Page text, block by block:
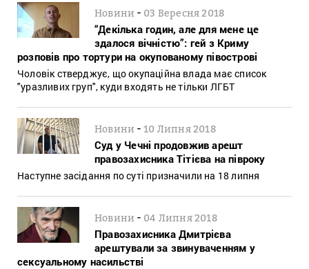
Новини - 03 Вересня 2018
“Декілька годин, але для мене це
здалося вічністю”: гей з Криму
розповів про тортури на окупованому півострові
Чоловік стверджує, що окупаційна влада має список
"уразливих груп", куди входять не тільки ЛГБТ
Новини -10 Липня 2018
Суд у Чечні продовжив арешт
правозахисника Тітієва на півроку
Наступне засідання по суті призначили на 18 липня
Новини - 04 Липня 2018
Правозахисника Дмитрієва
арештували за звинуваченням у
сексуальному насильстві